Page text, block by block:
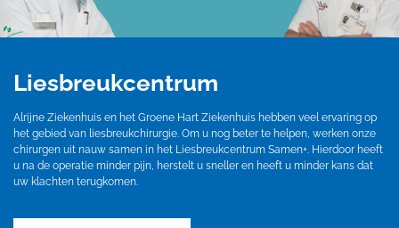
Liesbreukcentrum
Alrijne Ziekenhuis en het Groene Hart Ziekenhuis hebben veel ervaring op
het gebied van liesbreukchirurgie. Om u nog beter te helpen, werken onze
chirurgen uit nauw samen in het Liesbreukcentrum Samen+. Hierdoor heeft
u na de operatie minder pijn, herstelt u sneller en heeft u minder kans dat
uw klachten terugkomen.